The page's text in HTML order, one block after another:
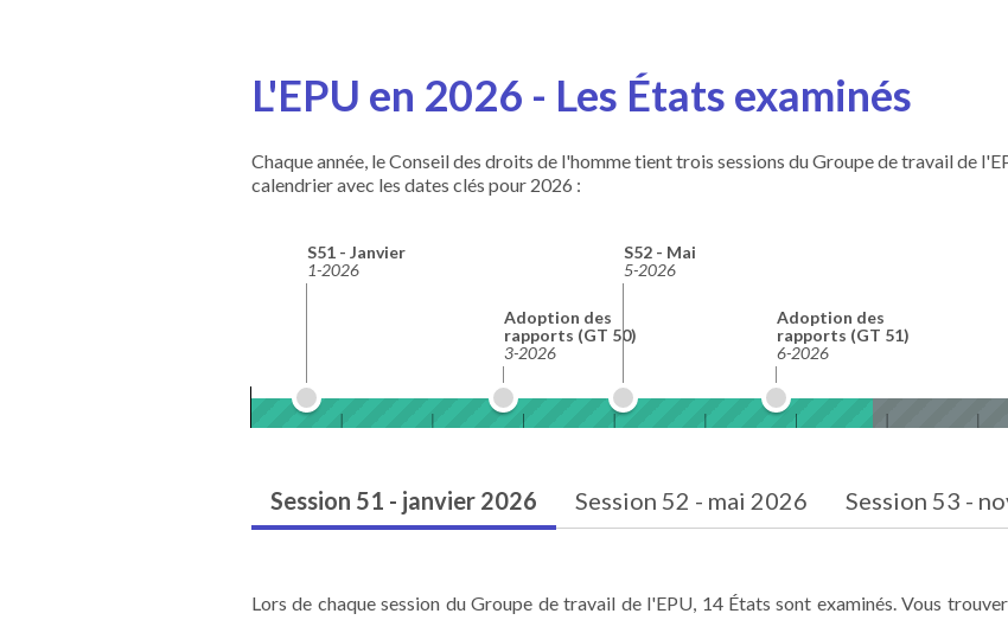
L'EPU en 2026 - Les États examinés
Chaque année, le Conseil des droits de l'homme tient trois sessions du Groupe de travail de
calendrier avec les dates clés pour 2026 :
S51 - Janvier
1-2026
Adoption des
rapports (GT 50)
3-2026
S52 - Mai
5-2026
Adoption des
rapports (GT 51)
6-2026
Session 51 - janvier 2026 Session 52 - mai 2026 Session 53 -
Lors de chaque session du Groupe de travail de l'EPU, 14 États sont examinés. Vous